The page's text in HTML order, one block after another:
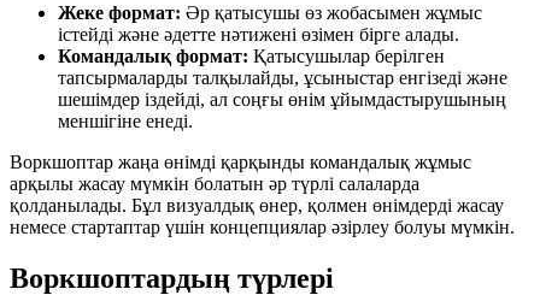
Жеке формат: Әр қатысушы өз жобасымен жұмыс
істейді және әдетте нәтижені өзімен бірге алады.
Командалық формат: Қатысушылар берілген
тапсырмаларды талқылайды, ұсыныстар енгізеді және
шешімдер іздейді, ал соңғы өнім ұйымдастырушының
меншігіне енеді.
Воркшоптар жаңа өнімді қарқынды командалық жұмыс
арқылы жасау мүмкін болатын әр түрлі салаларда
қолданылады. Бұл визуалдық өнер, қолмен өнімдерді жасау
немесе стартаптар үшін концепциялар әзірлеу болуы мүмкін.
Воркшоптардың түрлері